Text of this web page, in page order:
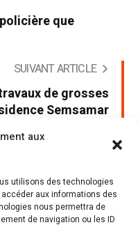
aux
utilisons des technologies
aux informations des
nous permettra de
de navigation ou les ID
que
SUIVANT ARTICLE
de grosses
Semsamar